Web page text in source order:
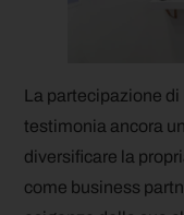
La partecipazione
testimonia ancora
diversificare la
come business